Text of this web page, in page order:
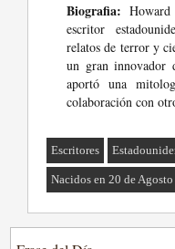
Biografia:
escritor
relatos de terror y
un gran innovador
aportó una
colaboración con
Escritores
Nacidos en 20 de Agosto